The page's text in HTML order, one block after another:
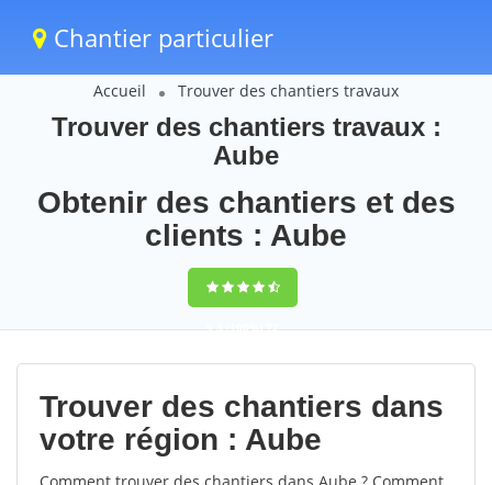
Chantier particulier
Accueil Trouver des chantiers travaux
Trouver des chantiers travaux :
Aube
Obtenir des chantiers et des
clients : Aube
9,5(100%)72
votes
Trouver des chantiers dans
votre région : Aube